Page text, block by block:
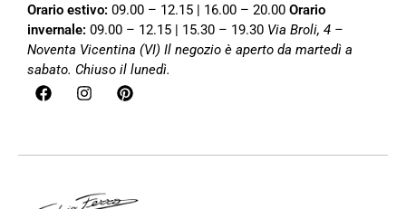
Orario estivo: 09.00 – 12.15 | 16.00 – 20.00 Orario
invernale: 09.00 – 12.15 | 15.30 – 19.30 Via Broli, 4 –
Noventa Vicentina (VI) Il negozio è aperto da martedì a
sabato. Chiuso il lunedì.